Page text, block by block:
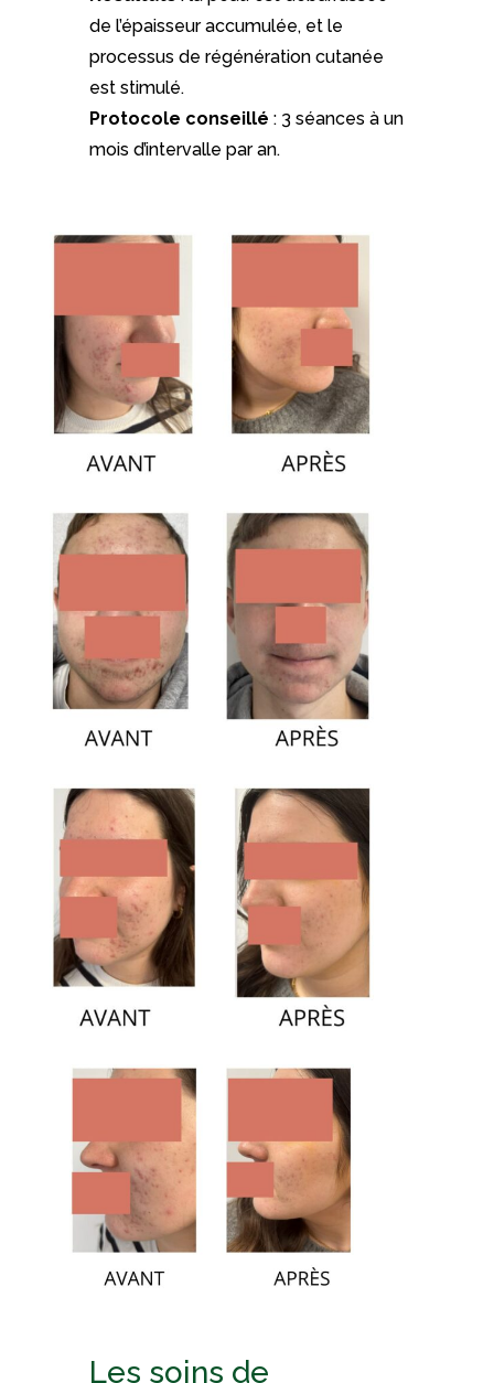
de l’épaisseur accumulée, et le
processus de régénération cutanée
est stimulé.
Protocole conseillé : 3 séances à un
mois d’intervalle par an.
Les soins de